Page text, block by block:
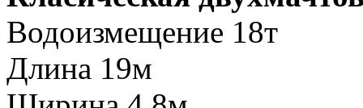
Водоизмещение 18т
Длина 19м